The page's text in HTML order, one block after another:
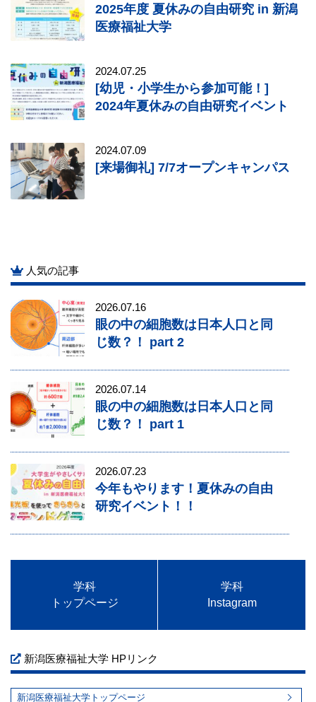
2025年度 夏休みの自由研究 in 新潟
医療福祉大学
2024.07.25
[幼児・小学生から参加可能！]
2024年夏休みの自由研究イベント
2024.07.09
[来場御礼] 7/7オープンキャンパス
人気の記事
2026.07.16
眼の中の細胞数は日本人口と同
じ数？！ part 2
2026.07.14
眼の中の細胞数は日本人口と同
じ数？！ part 1
2026.07.23
今年もやります！夏休みの自由
研究イベント！！
学科
トップページ
学科
Instagram
新潟医療福祉大学 HPリンク
新潟医療福祉大学トップページ